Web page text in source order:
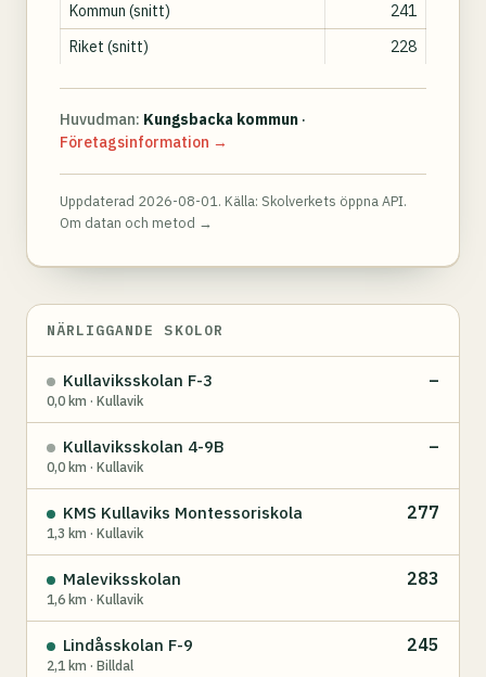
Kommun (snitt)
241
Riket (snitt)
228
Huvudman: Kungsbacka kommun ·
Företagsinformation →
Uppdaterad 2026-08-01. Källa: Skolverkets öppna API.
Om datan och metod →
NÄRLIGGANDE SKOLOR
Kullaviksskolan F-3
0,0 km · Kullavik
–
Kullaviksskolan 4-9B
0,0 km · Kullavik
–
KMS Kullaviks Montessoriskola
1,3 km · Kullavik
277
Maleviksskolan
1,6 km · Kullavik
283
Lindåsskolan F-9
2,1 km · Billdal
245